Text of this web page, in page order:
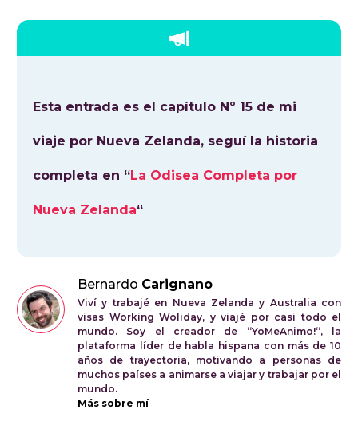
Esta entrada es el capítulo Nº 15 de mi
viaje por Nueva Zelanda, seguí la historia
completa en “La Odisea Completa por
Nueva Zelanda“
Bernardo Carignano
Viví y trabajé en Nueva Zelanda y Australia con
visas Working Woliday, y viajé por casi todo el
mundo. Soy el creador de “YoMeAnimo!“, la
plataforma líder de habla hispana con más de 10
años de trayectoria, motivando a personas de
muchos países a animarse a viajar y trabajar por el
mundo.
Más sobre mí